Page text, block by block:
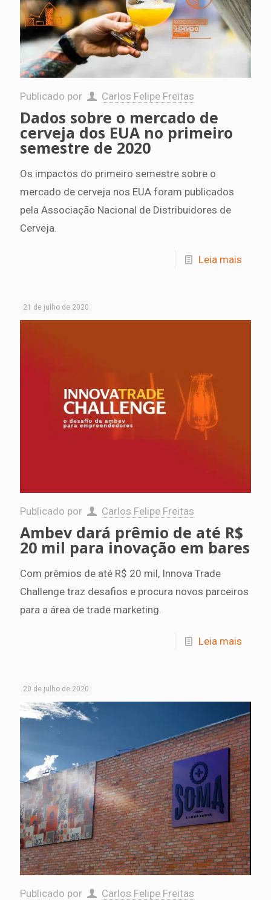
Publicado por Carlos Felipe Freitas
Dados sobre o mercado de
cerveja dos EUA no primeiro
semestre de 2020
Os impactos do primeiro semestre sobre o
mercado de cerveja nos EUA foram publicados
pela Associação Nacional de Distribuidores de
Cerveja.
Leia mais
21 de julho de 2020
Publicado por Carlos Felipe Freitas
Ambev dará prêmio de até R$
20 mil para inovação em bares
Com prêmios de até R$ 20 mil, Innova Trade
Challenge traz desafios e procura novos parceiros
para a área de trade marketing.
Leia mais
20 de julho de 2020
Publicado por Carlos Felipe Freitas